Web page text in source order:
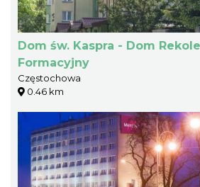
Dom św. Kaspra - Dom
Formacyjny
Częstochowa
0.46 km